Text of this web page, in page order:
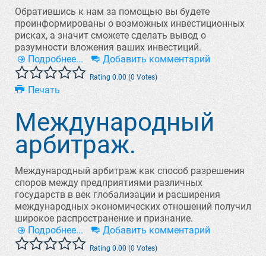
Обратившись к нам за помощью вы будете
проинформированы о возможных инвестиционных
рисках, а значит сможете сделать вывод о
разумности вложения ваших инвестиций.
Подробнее...
Добавить комментарий
Rating 0.00 (0 Votes)
Печать
Международный
арбитраж.
Международный арбитраж как способ разрешения
споров между предприятиями различных
государств в век глобализации и расширения
международных экономических отношений получил
широкое распространение и признание.
Подробнее...
Добавить комментарий
Rating 0.00 (0 Votes)